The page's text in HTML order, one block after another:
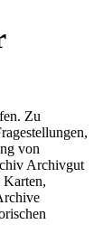
Zu
von
Archivgut
Karten,